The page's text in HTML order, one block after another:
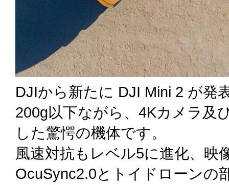
DJIから新たに DJI Mini 2 が発
200g以下ながら、4Kカメラ及
した驚愕の機体です。
風速対抗もレベル5に進化、映
OcuSync2.0とトイドローンの